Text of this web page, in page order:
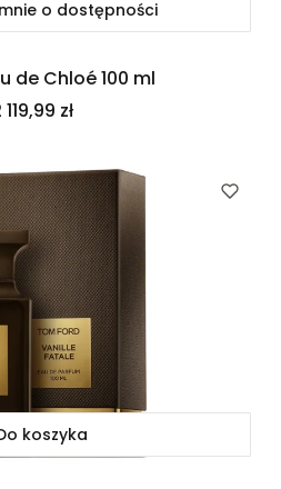
o dostępności
de Chloé 100 ml
119,99 zł
koszyka